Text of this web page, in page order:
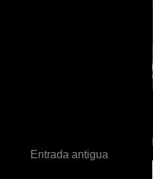
Entrada antigua